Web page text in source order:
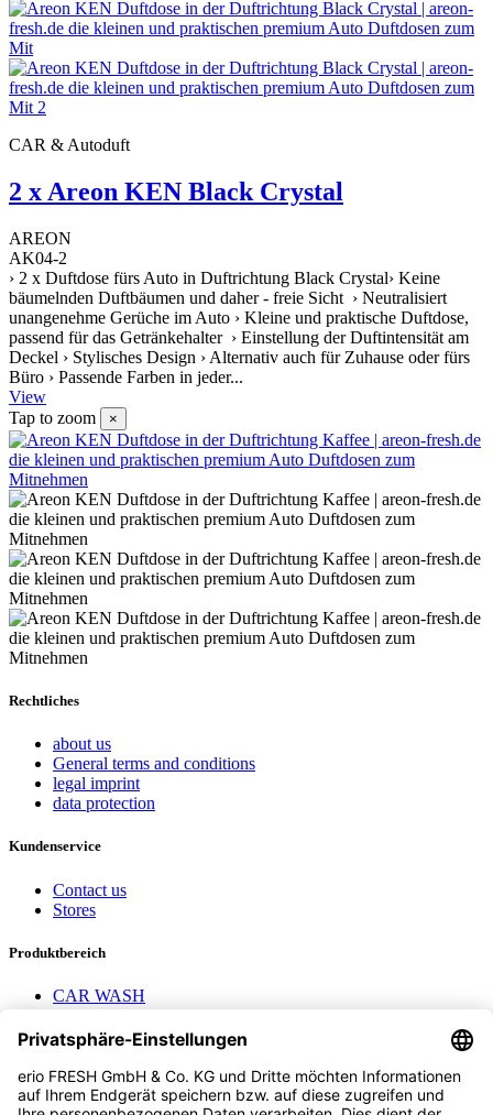
CAR & Autoduft
2 x Areon KEN Black Crystal
AREON
AK04-2
› 2 x Duftdose fürs Auto in Duftrichtung Black Crystal› Keine
bäumelnden Duftbäumen und daher - freie Sicht › Neutralisiert
unangenehme Gerüche im Auto › Kleine und praktische Duftdose,
passend für das Getränkehalter › Einstellung der Duftintensität am
Deckel › Stylisches Design › Alternativ auch für Zuhause oder fürs
Büro › Passende Farben in jeder...
View
Tap to zoom
×
Rechtliches
about us
General terms and conditions
legal imprint
data protection
Kundenservice
Contact us
Stores
Produktbereich
CAR WASH
AEROTEC Compressors
Nayax Cashless